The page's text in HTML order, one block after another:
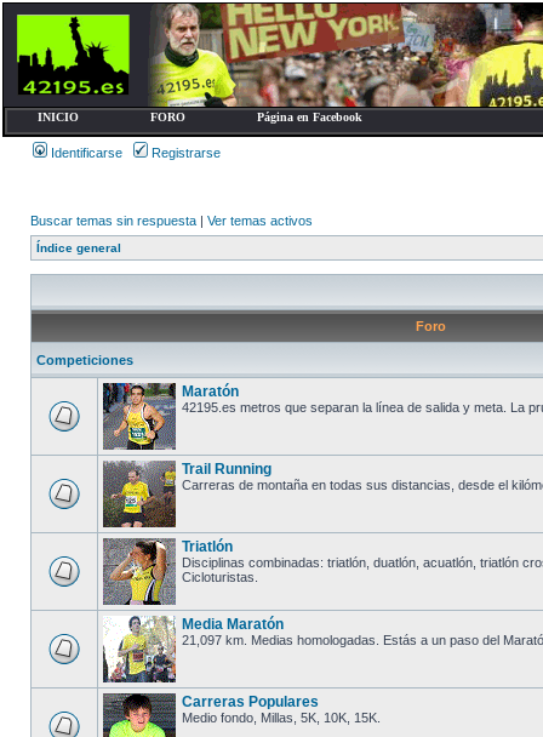
INICIO FORO Página en Facebook
Identificarse Registrarse
Buscar temas sin respuesta | Ver temas activos
Índice general
Foro
Competiciones
Maratón
42195.es metros que separan la línea de salida y meta. La
Trail Running
Carreras de montaña en todas sus distancias, desde el
Triatlón
Disciplinas combinadas: triatlón, duatlón, acuatlón, triatlón
Cicloturistas.
Media Maratón
21,097 km. Medias homologadas. Estás a un paso del
Carreras Populares
Medio fondo, Millas, 5K, 10K, 15K.